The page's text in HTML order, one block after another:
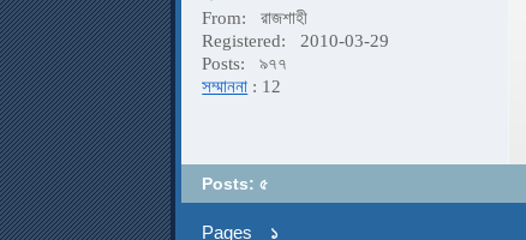
From:
রাজশাহী
Registered:
2010-03-29
Posts:
৯৭৭
সম্মাননা : 12
Posts: ৫
Pages ১